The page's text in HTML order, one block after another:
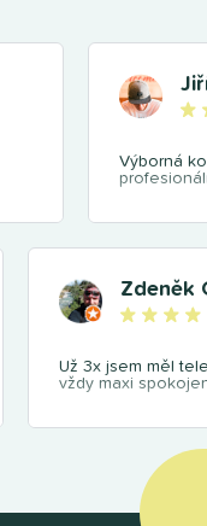
Výborná
Zdeněk
Už 3x jsem měl
vždy maxi